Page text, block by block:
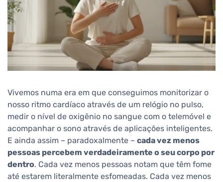
Vivemos numa era em que conseguimos monitorizar o
nosso ritmo cardíaco através de um relógio no pulso,
medir o nível de oxigênio no sangue com o telemóvel e
acompanhar o sono através de aplicações inteligentes.
E ainda assim – paradoxalmente – cada vez menos
pessoas percebem verdadeiramente o seu corpo por
dentro. Cada vez menos pessoas notam que têm fome
até estarem literalmente esfomeadas. Cada vez menos